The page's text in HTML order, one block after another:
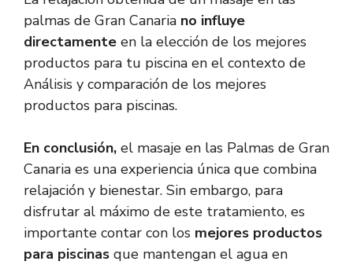
palmas de Gran Canaria no influye
directamente en la elección de los mejores
productos para tu piscina en el contexto de
Análisis y comparación de los mejores
productos para piscinas.
En conclusión, el masaje en las Palmas de Gran
Canaria es una experiencia única que combina
relajación y bienestar. Sin embargo, para
disfrutar al máximo de este tratamiento, es
importante contar con los mejores productos
para piscinas que mantengan el agua en